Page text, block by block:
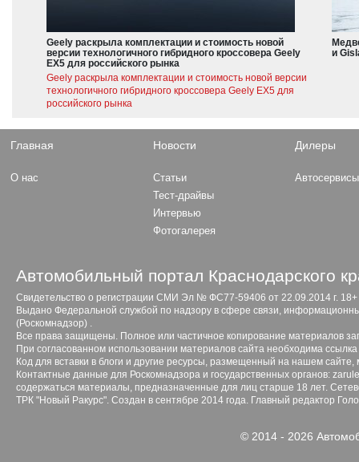
Geely раскрыла комплектации и стоимость новой
версии технологичного гибридного кроссовера Geely
EX5 для российского рынка
Geely раскрыла комплектации и стоимость новой версии
технологичного гибридного кроссовера Geely EX5 для
российского рынка
и
Главная
О нас
Новости
Статьи
Тест-драйвы
Интервью
Фотогалерея
Дилеры
Автосервисы
Автомобильный портал Краснодарского
Свидетельство о регистрации СМИ Эл № ФС77-59406 от 22.09.2014 г. 18+
Выдано Федеральной службой по надзору в сфере связи,
(Роскомнадзор) .
Все права защищены. Полное или частичное копирование материалов
При согласованном использовании материалов сайта необходима ссылка
Код для вставки в блоги и другие ресурсы, размещенный на нашем сайте,
Контактные данные для Роскомнадзора и государственных органов:
содержаться материалы, предназначенные для лиц старше 18 лет.
ТРК "Новый Ракурс". Создан в сентябре 2014 года. Главный редактор
© 2014 - 2026